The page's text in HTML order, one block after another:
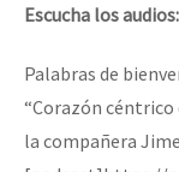
Escucha los audios:
Palabras de
“Corazón
la compañera